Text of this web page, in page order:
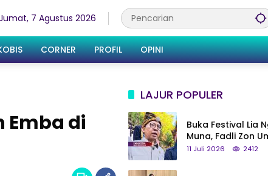
7 Agustus 2026
CORNER PROFIL OPINI
Emba di
LAJUR POPULER
Buka Festival Lia
Muna, Fadli Zon
Metanduno
11 Juli 2026 2412